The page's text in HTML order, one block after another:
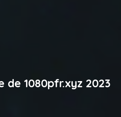
de 1080pfr.xyz 2023